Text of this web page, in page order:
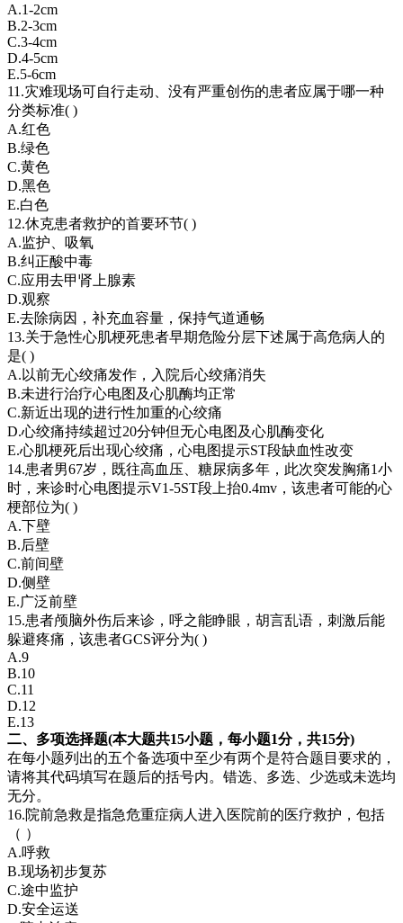
A.1-2cm
B.2-3cm
C.3-4cm
D.4-5cm
E.5-6cm
11.灾难现场可自行走动、没有严重创伤的患者应属于哪一种
分类标准( )
A.红色
B.绿色
C.黄色
D.黑色
E.白色
12.休克患者救护的首要环节( )
A.监护、吸氧
B.纠正酸中毒
C.应用去甲肾上腺素
D.观察
E.去除病因，补充血容量，保持气道通畅
13.关于急性心肌梗死患者早期危险分层下述属于高危病人的
是( )
A.以前无心绞痛发作，入院后心绞痛消失
B.未进行治疗心电图及心肌酶均正常
C.新近出现的进行性加重的心绞痛
D.心绞痛持续超过20分钟但无心电图及心肌酶变化
E.心肌梗死后出现心绞痛，心电图提示ST段缺血性改变
14.患者男67岁，既往高血压、糖尿病多年，此次突发胸痛1小
时，来诊时心电图提示V1-5ST段上抬0.4mv，该患者可能的心
梗部位为( )
A.下壁
B.后壁
C.前间壁
D.侧壁
E.广泛前壁
15.患者颅脑外伤后来诊，呼之能睁眼，胡言乱语，刺激后能
躲避疼痛，该患者GCS评分为( )
A.9
B.10
C.11
D.12
E.13
二、多项选择题(本大题共15小题，每小题1分，共15分)
在每小题列出的五个备选项中至少有两个是符合题目要求的，
请将其代码填写在题后的括号内。错选、多选、少选或未选均
无分。
16.院前急救是指急危重症病人进入医院前的医疗救护，包括
（ ）
A.呼救
B.现场初步复苏
C.途中监护
D.安全运送